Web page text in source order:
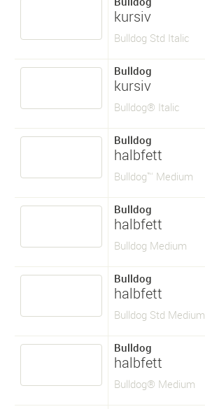
kursiv
Bulldog Std Italic
Bulldog
kursiv
Bulldog® Italic
Bulldog
halbfett
Bulldog™ Medium
Bulldog
halbfett
Bulldog Medium
Bulldog
halbfett
Bulldog Std Medium
Bulldog
halbfett
Bulldog® Medium